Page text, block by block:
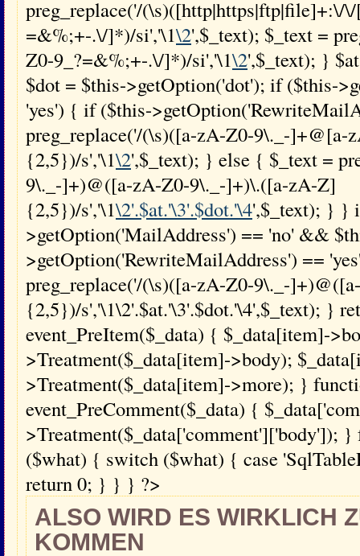
preg_replace('/(\s)([http|https|ftp|file]+:\/
=&%;+-.\/]*)/si','\1\2',$_text); $_text =
Z0-9_?=&%;+-.\/]*)/si','\1\2',$_text); }
$dot = $this->getOption('dot'); if ($this-
'yes') { if ($this-
preg_replace('/(\s)([a-zA-Z0-9\._-
{2,5})/s','\1\2',$_text); } else { $_text =
9\._-]+)@([a-zA-Z0-9\._-]+)\.([a-zA-Z]
{2,5})/s','\1\2'.$at.'\3'.$dot.'\4',$_text); } }
>getOption('MailAddress') == 'no' &&
>getOption('RewriteMailAddress') ==
preg_replace('/(\s)([a-zA-Z0-9\._-
{2,5})/s','\1\2'.$at.'\3'.$dot.'\4',$_text); }
event_PreItem($_data) { $_data[item]-
>Treatment($_data[item]->body);
>Treatment($_data[item]->more); }
event_PreComment($_data) {
>Treatment($_data['comment']['body']); }
($what) { switch ($what) { case
return 0; } } } ?>
ALSO WIRD ES WIRKLICH
KOMMEN